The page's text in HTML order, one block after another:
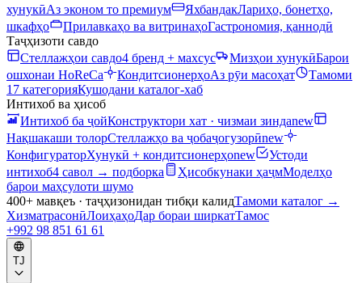
хунукӣАз эконом то премиум ЯхбандакЛариҳо, бонетҳо,
шкафҳо
Прилавкаҳо ва витринаҳоГастрономия, қаннодӣ
Таҷҳизоти савдо
Стеллажҳои савдо4 бренд + махсус Мизҳои хунукӣБарои
ошхонаи HoReCa
КондитсионерҳоАз рӯи масоҳат
Тамоми
17 категорияКушодани каталог-хаб
Интихоб ва ҳисоб
Интихоб ба ҷойКонструктори хат · чизмаи зиндаnew
Нақшакаши толорСтеллажҳо ва ҷобаҷогузорӣnew
КонфигураторХунукӣ + кондитсионерҳоnew
Устоди
интихоб4 савол → подборка Ҳисобкунаки ҳаҷмМоделҳо
барои маҳсулоти шумо
400+ мавқеъ · таҷҳизонидан тибқи калидТамоми каталог →
ХизматрасонӣЛоиҳаҳоДар бораи ширкатТамос
+992 98 851 61 61
TJ